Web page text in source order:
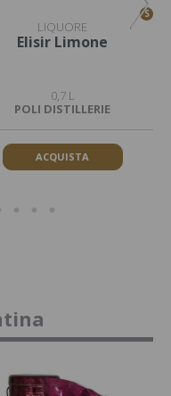
S
LIQUORE
Elisir Limone
0,7 L
POLI DISTILLERIE
ACQUISTA